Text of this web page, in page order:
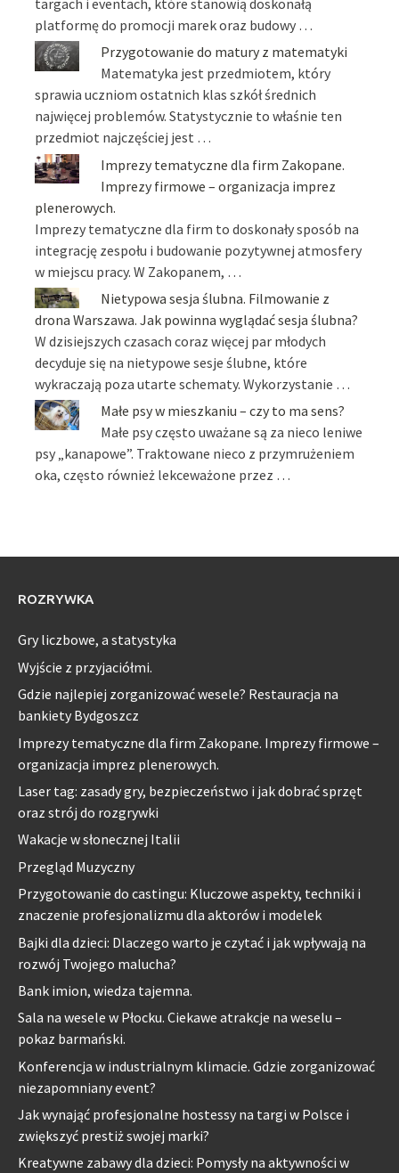
platformę do promocji marek oraz budowy …
Przygotowanie do matury z matematyki
Matematyka jest przedmiotem, który
sprawia uczniom ostatnich klas szkół średnich
najwięcej problemów. Statystycznie to właśnie ten
przedmiot najczęściej jest …
Imprezy tematyczne dla firm Zakopane.
Imprezy firmowe – organizacja imprez
plenerowych.
Imprezy tematyczne dla firm to doskonały sposób na
integrację zespołu i budowanie pozytywnej atmosfery
w miejscu pracy. W Zakopanem, …
Nietypowa sesja ślubna. Filmowanie z
drona Warszawa. Jak powinna wyglądać sesja ślubna?
W dzisiejszych czasach coraz więcej par młodych
decyduje się na nietypowe sesje ślubne, które
wykraczają poza utarte schematy. Wykorzystanie …
Małe psy w mieszkaniu – czy to ma sens?
Małe psy często uważane są za nieco leniwe
psy „kanapowe”. Traktowane nieco z przymrużeniem
oka, często również lekceważone przez …
ROZRYWKA
Gry liczbowe, a statystyka
Wyjście z przyjaciółmi.
Gdzie najlepiej zorganizować wesele? Restauracja na
bankiety Bydgoszcz
Imprezy tematyczne dla firm Zakopane. Imprezy firmowe –
organizacja imprez plenerowych.
Laser tag: zasady gry, bezpieczeństwo i jak dobrać sprzęt
oraz strój do rozgrywki
Wakacje w słonecznej Italii
Przegląd Muzyczny
Przygotowanie do castingu: Kluczowe aspekty, techniki i
znaczenie profesjonalizmu dla aktorów i modelek
Bajki dla dzieci: Dlaczego warto je czytać i jak wpływają na
rozwój Twojego malucha?
Bank imion, wiedza tajemna.
Sala na wesele w Płocku. Ciekawe atrakcje na weselu –
pokaz barmański.
Konferencja w industrialnym klimacie. Gdzie zorganizować
niezapomniany event?
Jak wynająć profesjonalne hostessy na targi w Polsce i
zwiększyć prestiż swojej marki?
Kreatywne zabawy dla dzieci: Pomysły na aktywności w